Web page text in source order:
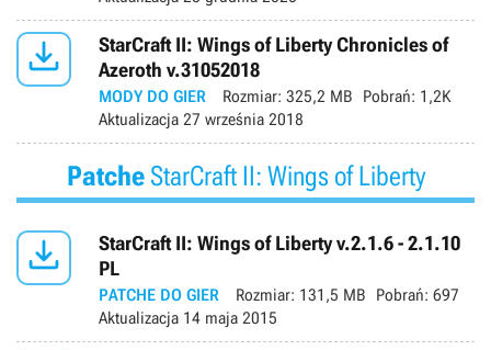

StarCraft II: Wings of Liberty Chronicles of
Azeroth v.31052018
MODY DO GIER Rozmiar: 325,2 MB Pobrań: 1,2K
Aktualizacja 27 września 2018
PatcheStarCraft II: Wings of Liberty

StarCraft II: Wings of Liberty v.2.1.6 - 2.1.10
PL
PATCHE DO GIER Rozmiar: 131,5 MB Pobrań: 697
Aktualizacja 14 maja 2015